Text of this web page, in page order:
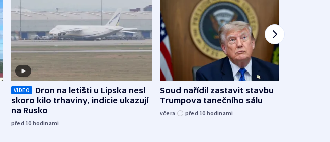
VIDEO
Dron na letišti u Lipska nesl
skoro kilo trhaviny, indicie ukazují
na Rusko
před 10 hodinami
Soud nařídil zastavit stavbu
Trumpova tanečního sálu
včera před 10 hodinami